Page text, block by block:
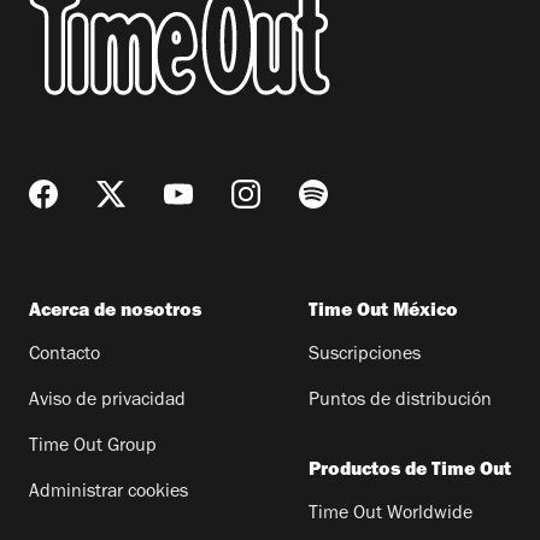
Acerca de nosotros
Contacto
Aviso de privacidad
Time Out Group
Administrar cookies
Time Out México
Suscripciones
Puntos de distribución
Productos de Time Out
Time Out Worldwide